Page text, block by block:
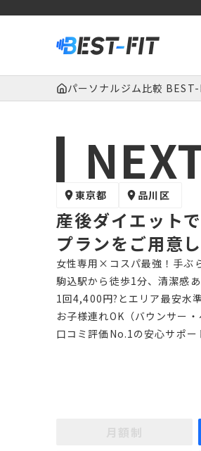
パーソナルジム比較
東京都 品川区
産後ダイエット
プランをご用意
女性専用×コスパ最強！手ぶ
駒込駅から徒歩1分、清潔感あ
1回4,400円?とエリア最安水
お子様連れOK（バウンサー・
口コミ評価No.1の安心サポー